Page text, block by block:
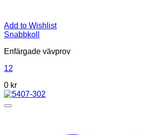
Add to Wishlist
Snabbkoll
Enfärgade vävprov
12
0 kr